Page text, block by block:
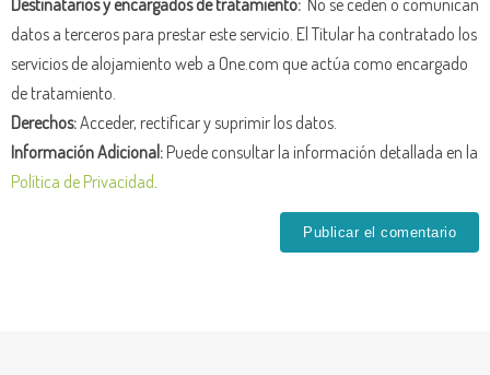
datos a terceros para prestar este servicio. El Titular ha contratado los
servicios de alojamiento web a One.com que actúa como encargado
de tratamiento.
Derechos:Acceder, rectificar y suprimir los datos.
Información Adicional:Puede consultar la información detallada en la
Política de Privacidad